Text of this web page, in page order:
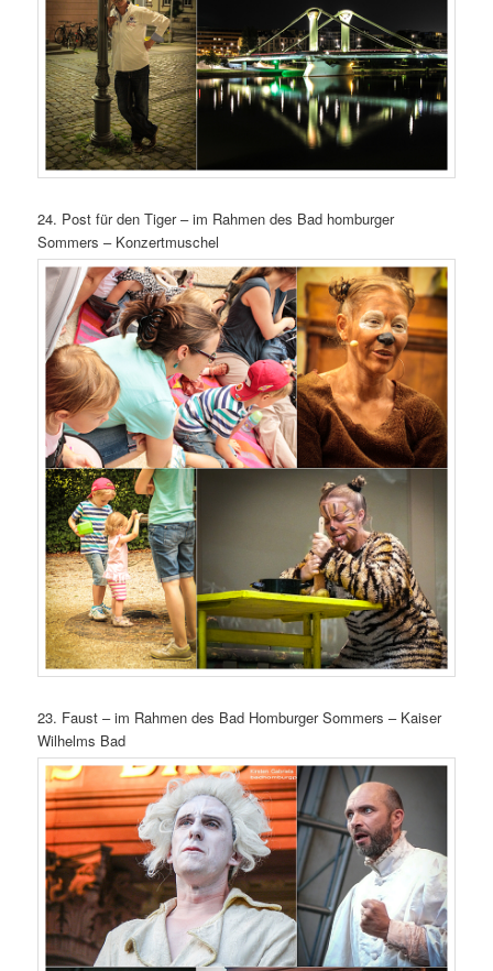
24. Post für den Tiger – im Rahmen des Bad homburger
Sommers – Konzertmuschel
23. Faust – im Rahmen des Bad Homburger Sommers – Kaiser
Wilhelms Bad